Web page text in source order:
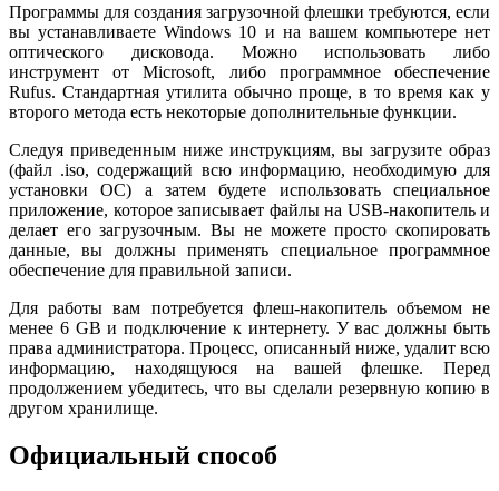
Программы для создания загрузочной флешки требуются, если
вы устанавливаете Windows 10 и на вашем компьютере нет
оптического дисковода. Можно использовать либо
инструмент от Microsoft, либо программное обеспечение
Rufus. Стандартная утилита обычно проще, в то время как у
второго метода есть некоторые дополнительные функции.
Следуя приведенным ниже инструкциям, вы загрузите образ
(файл .iso, содержащий всю информацию, необходимую для
установки ОС) а затем будете использовать специальное
приложение, которое записывает файлы на USB-накопитель и
делает его загрузочным. Вы не можете просто скопировать
данные, вы должны применять специальное программное
обеспечение для правильной записи.
Для работы вам потребуется флеш-накопитель объемом не
менее 6 GB и подключение к интернету. У вас должны быть
права администратора. Процесс, описанный ниже, удалит всю
информацию, находящуюся на вашей флешке. Перед
продолжением убедитесь, что вы сделали резервную копию в
другом хранилище.
Официальный способ